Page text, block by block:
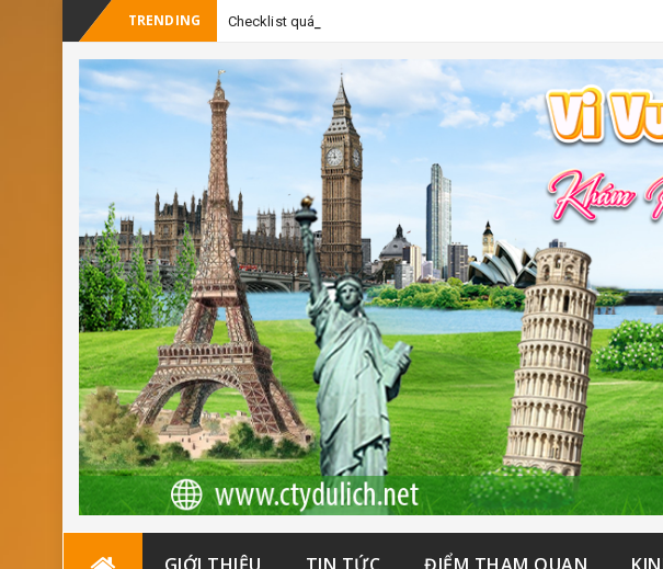
TRENDING Checklist quán cà phê đẹp dịp 2/9